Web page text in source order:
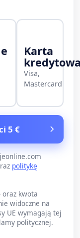
Karta
Visa,
Mastercard
5 €
politykę
oraz kwota
widoczne na
UE wymagają tej
politycznej.